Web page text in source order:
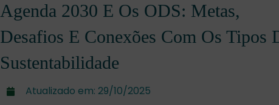
Agenda 2030 E Os ODS: Metas,
Desafios E Conexões Com Os Tipos
Sustentabilidade
Atualizado em: 29/10/2025